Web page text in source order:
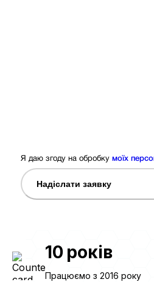
Я даю згоду на обробку моїх
Надіслати заявку
10 років
Працюємо з 2016 року